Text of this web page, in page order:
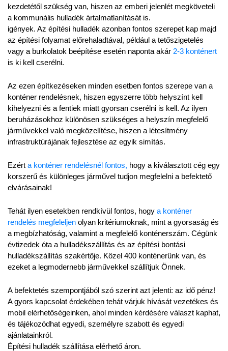
kezdetétől szükség van, hiszen az emberi jelenlét megköveteli
a kommunális hulladék ártalmatlanítását is.
igények. Az építési hulladék azonban fontos szerepet kap majd
az építési folyamat előrehaladtával, például a tetőszigetelés
vagy a burkolatok beépítése esetén naponta akár
is ki kell cserélni.
Az ezen építkezéseken minden esetben fontos szerepe van a
konténer rendelésnek, hiszen egyszerre több helyszínt kell
kihelyezni és a fentiek miatt gyorsan cserélni is kell. Az ilyen
beruházásokhoz különösen szükséges a helyszín megfelelő
járművekkel való megközelítése, hiszen a létesítmény
infrastruktúrájának fejlesztése az egyik simítás.
Ezért a konténer rendelésnél fontos, hogy a kiválasztott cég egy
korszerű és különleges járművel tudjon megfelelni a befektető
elvárásainak!
Tehát ilyen esetekben rendkívül fontos, hogy a konténer
rendelés megfeleljen olyan kritériumoknak, mint a gyorsaság és
a megbízhatóság, valamint a megfelelő konténerszám. Cégünk
évtizedek óta a hulladékszállítás és az építési bontási
hulladékszállítás szakértője. Közel 400 konténerünk van, és
ezeket a legmodernebb járművekkel szállítjuk Önnek.
A befektetés szempontjából szó szerint azt jelenti: az idő pénz!
A gyors kapcsolat érdekében tehát várjuk hívását vezetékes és
mobil elérhetőségeinken, ahol minden kérdésére választ kaphat,
és tájékozódhat egyedi, személyre szabott és egyedi
ajánlatainkról.
Építési hulladék szállítása elérhető áron.